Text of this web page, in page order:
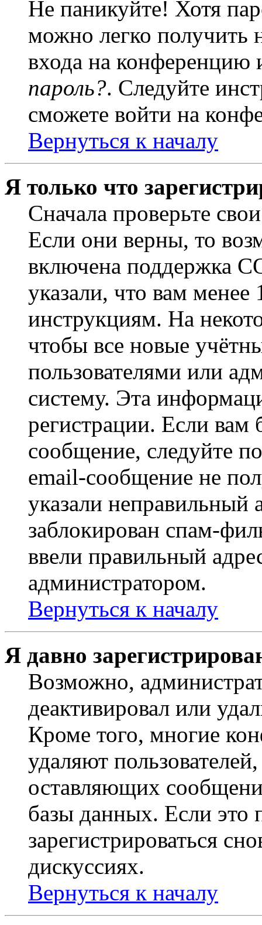
Не паникуйте! Хотя
можно легко получить
входа на
пароль?. Следуйте
сможете войти на
Вернуться к началу
Я только что
Сначала проверьте
Если они верны, то
включена поддержка
указали, что вам
инструкциям. На
чтобы все новые
пользователями или
систему. Эта
регистрации. Если
сообщение, следуйте
email-сообщение не
указали неправильный
заблокирован спам-
ввели правильный
администратором.
Вернуться к началу
Я давно
Возможно,
деактивировал или
Кроме того, многие
удаляют
оставляющих
базы данных. Если это
зарегистрироваться
дискуссиях.
Вернуться к началу